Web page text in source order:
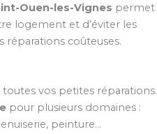
Ouen-les-Vignes permet
logement et d’éviter les
réparations coûteuses.
toutes vos petites réparations.
pour plusieurs domaines :
peinture…